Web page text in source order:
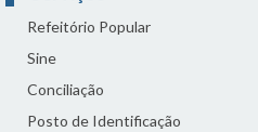
Refeitório Popular
Sine
Conciliação
Posto de Identificação